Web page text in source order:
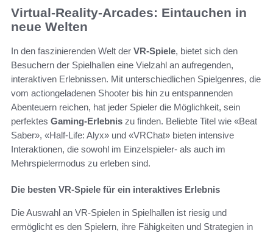
Virtual-Reality-Arcades: Eintauchen in
neue Welten
In den faszinierenden Welt der VR-Spiele, bietet sich den
Besuchern der Spielhallen eine Vielzahl an aufregenden,
interaktiven Erlebnissen. Mit unterschiedlichen Spielgenres, die
vom actiongeladenen Shooter bis hin zu entspannenden
Abenteuern reichen, hat jeder Spieler die Möglichkeit, sein
perfektes Gaming-Erlebnis zu finden. Beliebte Titel wie «Beat
Saber», «Half-Life: Alyx» und «VRChat» bieten intensive
Interaktionen, die sowohl im Einzelspieler- als auch im
Mehrspielermodus zu erleben sind.
Die besten VR-Spiele für ein interaktives Erlebnis
Die Auswahl an VR-Spielen in Spielhallen ist riesig und
ermöglicht es den Spielern, ihre Fähigkeiten und Strategien in